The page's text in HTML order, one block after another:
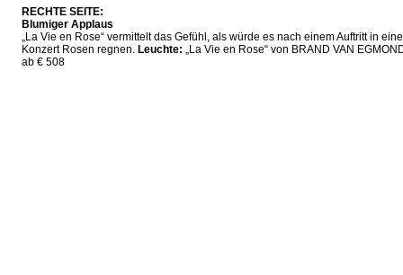
RECHTE SEITE:
Blumiger Applaus
„La Vie en Rose“ vermittelt das Gefühl, als würde es nach einem Auftritt in
Konzert Rosen regnen. Leuchte: „La Vie en Rose“ von BRAND VAN
ab € 508